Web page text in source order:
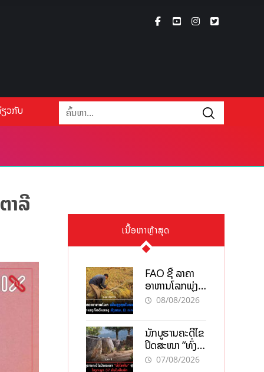
ວກັບ
າລີ
ເນື້ອຫາຫຼ້າສຸດ
FAO ຊີ້ ລາຄາ
ອາຫານໂລກພຸ່ງ
ສູງສຸດໃນຮອບ 3
ສົງຄາມ, El
nino
08/08/2026
ນັກບູຮານຄະດີໄຂ
ປິດສະໜາ “ທົ່ງ
ໄຫຫີນ” ຫຼັງພົບ
07/08/2026